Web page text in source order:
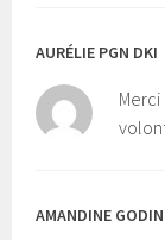
AURÉLIE PGN DKI
AMANDINE